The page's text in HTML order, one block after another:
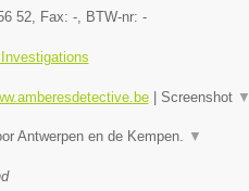
52, Fax: -, BTW-nr: -
| Screenshot ▼
Antwerpen en de Kempen. ▼